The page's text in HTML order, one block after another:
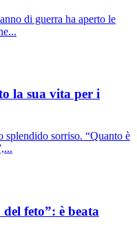
di guerra ha aperto le
la sua vita per i
sorriso. “Quanto è
feto”: è beata